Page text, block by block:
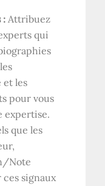
: Attribuez
qui
et les
pour vous
expertise.
que les
Note
signaux